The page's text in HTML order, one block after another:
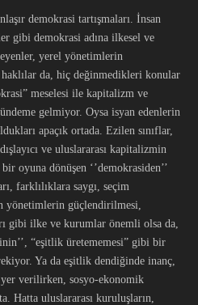
demokrasi tartışmaları. İnsan
gibi demokrasi adına ilkesel ve
yerel yönetimlerin
da, hiç değinmedikleri konular
meselesi ile kapitalizm ve
gelmiyor. Oysa isyan edenlerin
apaçık ortada. Ezilen sınıflar,
ve uluslararası kapitalizmin
oyuna dönüşen ‘’demokrasiden’’
farklılıklara saygı, seçim
yönetimlerin güçlendirilmesi,
gibi ilke ve kurumlar önemli olsa da,
“eşitlik üretememesi” gibi bir
Ya da eşitlik dendiğinde inanç,
verilirken, sosyo-ekonomik
Hatta uluslararası kuruluşların,